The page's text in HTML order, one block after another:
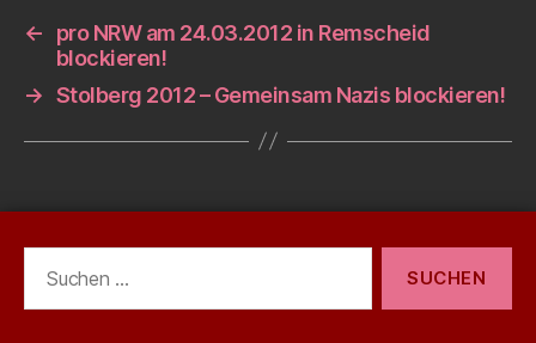
←
pro NRW am 24.03.2012 in Remscheid
blockieren!
→ Stolberg 2012 – Gemeinsam Nazis blockieren!
nach: